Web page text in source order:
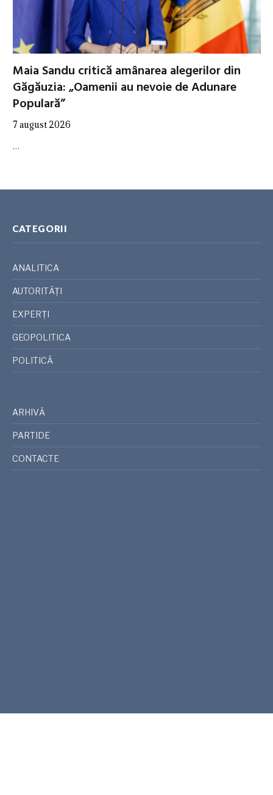
Maia Sandu critică amânarea alegerilor din
Găgăuzia: „Oamenii au nevoie de Adunare
Populară”
7 august 2026
…
CATEGORII
ANALITICA
AUTORITĂȚI
EXPERȚI
GEOPOLITICA
POLITICĂ
ARHIVĂ
PARTIDE
CONTACTE